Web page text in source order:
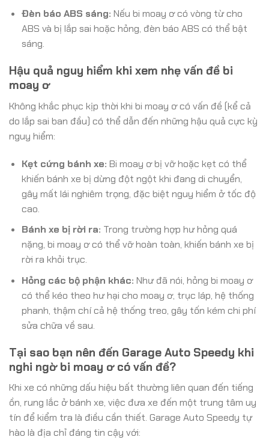
Đèn báo ABS sáng: Nếu bi moay ơ có vòng từ cho
ABS và bị lắp sai hoặc hỏng, đèn báo ABS có thể bật
sáng.
Hậu quả nguy hiểm khi xem nhẹ vấn đề bi
moay ơ
Không khắc phục kịp thời khi bi moay ơ có vấn đề (kể cả
do lắp sai ban đầu) có thể dẫn đến những hậu quả cực kỳ
nguy hiểm:
Kẹt cứng bánh xe: Bi moay ơ bị vỡ hoặc kẹt có thể
khiến bánh xe bị dừng đột ngột khi đang di chuyển,
gây mất lái nghiêm trọng, đặc biệt nguy hiểm ở tốc độ
cao.
Bánh xe bị rời ra: Trong trường hợp hư hỏng quá
nặng, bi moay ơ có thể vỡ hoàn toàn, khiến bánh xe bị
rời ra khỏi trục.
Hỏng các bộ phận khác: Như đã nói, hỏng bi moay ơ
có thể kéo theo hư hại cho moay ơ, trục láp, hệ thống
phanh, thậm chí cả hệ thống treo, gây tốn kém chi phí
sửa chữa về sau.
Tại sao bạn nên đến Garage Auto Speedy khi
nghi ngờ bi moay ơ có vấn đề?
Khi xe có những dấu hiệu bất thường liên quan đến tiếng
ồn, rung lắc ở bánh xe, việc đưa xe đến một trung tâm uy
tín để kiểm tra là điều cần thiết. Garage Auto Speedy tự
hào là địa chỉ đáng tin cậy với: